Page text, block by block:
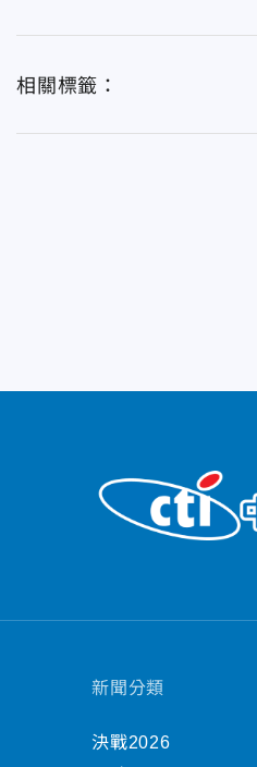
相關標籤：
新聞分類
決戰2026